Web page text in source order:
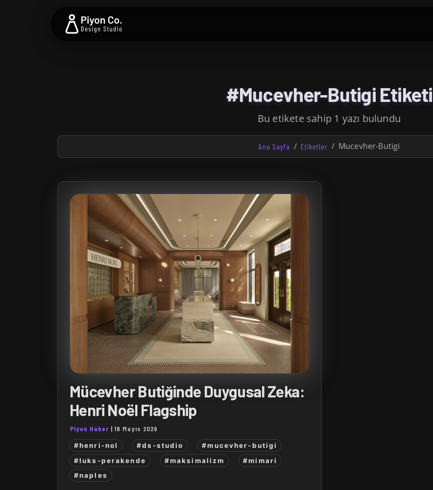
#Mucevher-Butigi Etiketi
Bu etikete sahip 1 yazı bulundu
Ana Sayfa Etiketler Mucevher-Butigi
Mücevher Butiğinde Duygusal Zeka:
Henri Noël Flagship
Piyon Haber |18 Mayıs 2026
#henri-nol #ds-studio
#mucevher-butigi
#luks-perakende
#maksimalizm
#mimari
#naples